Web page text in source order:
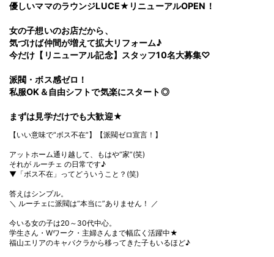
優しいママのラウンジLUCE★リニューアルOPEN！
女の子想いのお店だから、
気づけば仲間が増えて拡大リフォーム♪
今だけ【リニューアル記念】スタッフ10名大募集♡
派閥・ボス感ゼロ！
私服OK＆自由シフトで気楽にスタート◎
まずは見学だけでも大歓迎★
【いい意味で“ボス不在”】【派閥ゼロ宣言！】
アットホーム通り越して、もはや“家”(笑)
それが ルーチェ の日常です♪
▼「ボス不在」ってどういうこと？(笑)
答えはシンプル。
＼ ルーチェに派閥は“本当に”ありません！ ／
今いる女の子は20～30代中心。
学生さん・Wワーク・主婦さんまで幅広く活躍中★
福山エリアのキャバクラから移ってきた子もいるほど♪